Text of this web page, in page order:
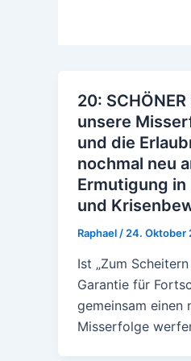
20:
unsere
und die
nochmal neu
Ermutigung
und
Raphael / 24. Oktober
Ist „Zum
Garantie für
gemeinsam einen
Misserfolge